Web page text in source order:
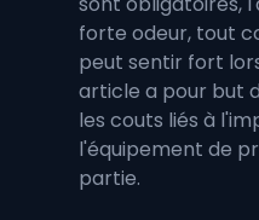
forte odeur, tout
peut sentir fort
article a pour but
les couts liés à
l'équipement de
partie.